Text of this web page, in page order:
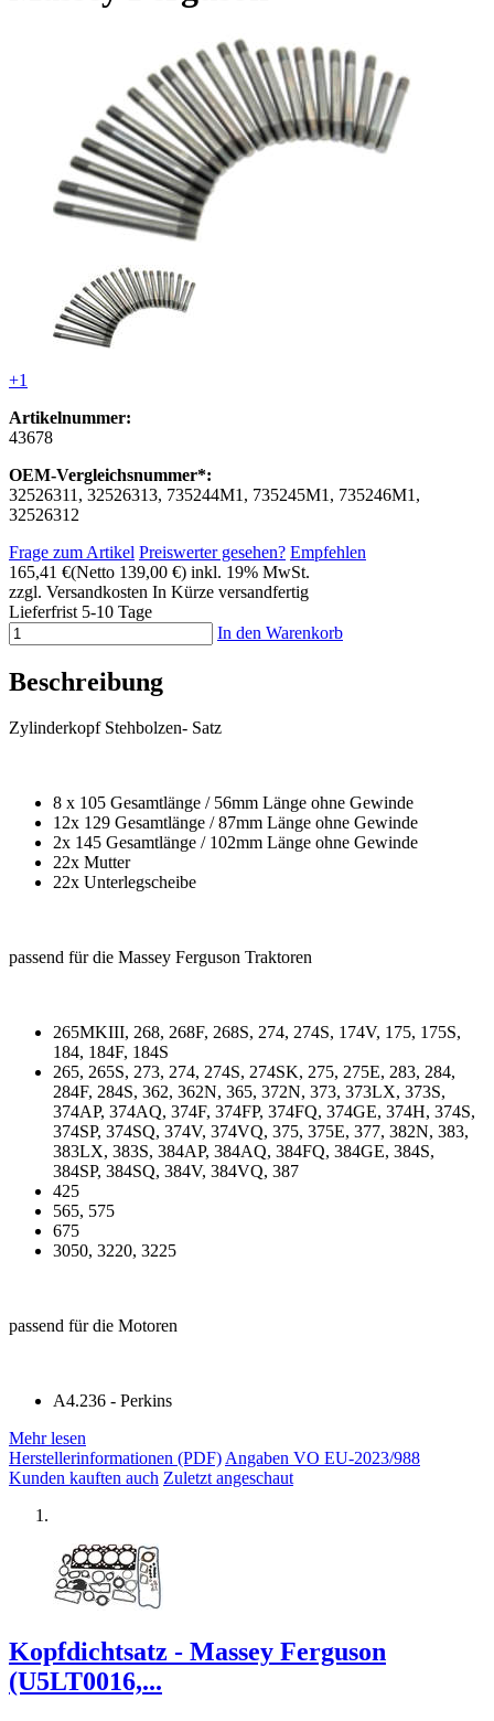
+1
Artikelnummer:
43678
OEM-Vergleichsnummer*:
32526311, 32526313, 735244M1, 735245M1, 735246M1,
32526312
Frage zum Artikel Preiswerter gesehen? Empfehlen
165,41 €(Netto 139,00 €) inkl. 19% MwSt.
zzgl. Versandkosten In Kürze versandfertig
Lieferfrist 5-10 Tage
In den Warenkorb
Beschreibung
Zylinderkopf Stehbolzen- Satz
8 x 105 Gesamtlänge / 56mm Länge ohne Gewinde
12x 129 Gesamtlänge / 87mm Länge ohne Gewinde
2x 145 Gesamtlänge / 102mm Länge ohne Gewinde
22x Mutter
22x Unterlegscheibe
passend für die Massey Ferguson Traktoren
265MKIII, 268, 268F, 268S, 274, 274S, 174V, 175, 175S,
184, 184F, 184S
265, 265S, 273, 274, 274S, 274SK, 275, 275E, 283, 284,
284F, 284S, 362, 362N, 365, 372N, 373, 373LX, 373S,
374AP, 374AQ, 374F, 374FP, 374FQ, 374GE, 374H, 374S,
374SP, 374SQ, 374V, 374VQ, 375, 375E, 377, 382N, 383,
383LX, 383S, 384AP, 384AQ, 384FQ, 384GE, 384S,
384SP, 384SQ, 384V, 384VQ, 387
425
565, 575
675
3050, 3220, 3225
passend für die Motoren
A4.236 - Perkins
Mehr lesen
Herstellerinformationen (PDF)Angaben VO EU-2023/988
Kunden kauften auch Zuletzt angeschaut
Kopfdichtsatz - Massey Ferguson
(U5LT0016,...